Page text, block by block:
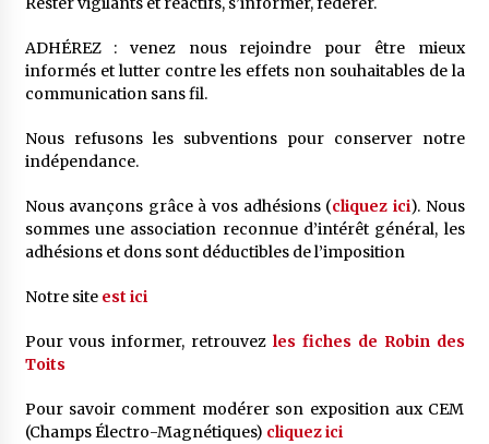
ADHÉREZ : venez nous rejoindre pour être mieux
informés et lutter contre les effets non souhaitables de la
communication sans fil.
Nous refusons les subventions pour conserver notre
indépendance.
Nous avançons grâce à vos adhésions (cliquez ici). Nous
sommes une association reconnue d’intérêt général, les
adhésions et dons sont déductibles de l’imposition
Notre site est ici
Pour vous informer, retrouvez les fiches de Robin des
Toits
Pour savoir comment modérer son exposition aux CEM
(Champs Électro-Magnétiques) cliquez ici